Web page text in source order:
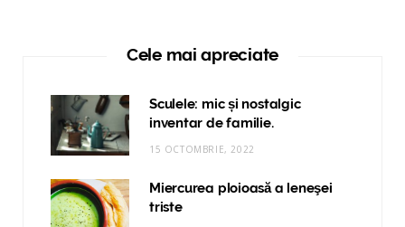
Cele mai apreciate
Sculele: mic și nostalgic
inventar de familie.
15 OCTOMBRIE, 2022
Miercurea ploioasă a leneşei
triste